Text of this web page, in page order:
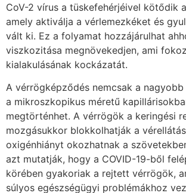
CoV-2 vírus a tüskefehérjéivel kötődik
amely aktiválja a vérlemezkéket és
vált ki. Ez a folyamat hozzájárulhat
viszkozitása megnövekedjen, ami
kialakulásának kockázatát.
A vérrögképződés nemcsak a nagyobb
a mikroszkopikus méretű
megtörténhet. A vérrögök a keringési
mozgásukkor blokkolhatják a
oxigénhiányt okozhatnak a
azt mutatják, hogy a COVID-19-ből
körében gyakoriak a rejtett vérrögök,
súlyos egészségügyi problémákhoz